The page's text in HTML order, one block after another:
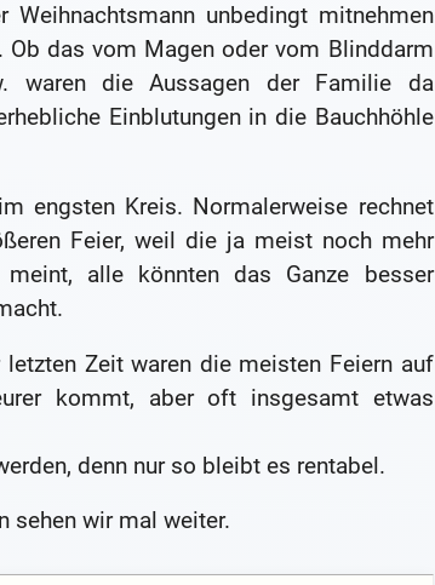
unbedingt mitnehmen
das vom Magen oder vom Blinddarm
waren die Aussagen der Familie da
Einblutungen in die Bauchhöhle
engsten Kreis. Normalerweise rechnet
Feier, weil die ja meist noch mehr
alle könnten das Ganze besser
Zeit waren die meisten Feiern auf
kommt, aber oft insgesamt etwas
denn nur so bleibt es rentabel.
sehen wir mal weiter.